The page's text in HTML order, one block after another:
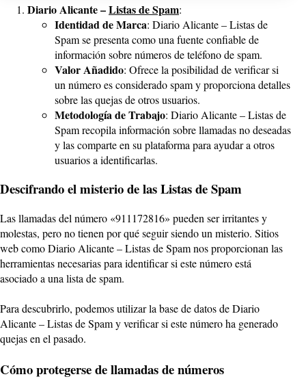
Diario Alicante –Listas de Spam:
Identidad de Marca: Diario Alicante – Listas de
Spam se presenta como una fuente confiable de
información sobre números de teléfono de spam.
Valor Añadido: Ofrece la posibilidad de verificar si
un número es considerado spam y proporciona detalles
sobre las quejas de otros usuarios.
Metodología de Trabajo: Diario Alicante – Listas de
Spam recopila información sobre llamadas no deseadas
y las comparte en su plataforma para ayudar a otros
usuarios a identificarlas.
Descifrando el misterio de las Listas de Spam
Las llamadas del número «911172816» pueden ser irritantes y
molestas, pero no tienen por qué seguir siendo un misterio. Sitios
web como Diario Alicante – Listas de Spam nos proporcionan las
herramientas necesarias para identificar si este número está
asociado a una lista de spam.
Para descubrirlo, podemos utilizar la base de datos de Diario
Alicante – Listas de Spam y verificar si este número ha generado
quejas en el pasado.
Cómo protegerse de llamadas de números